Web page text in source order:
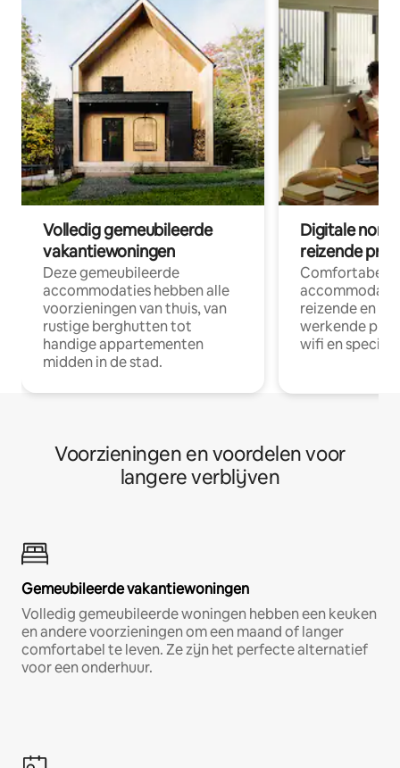
Volledig gemeubileerde
vakantiewoningen
Deze gemeubileerde
accommodaties hebben alle
voorzieningen van thuis, van
rustige berghutten tot
handige appartementen
midden in de stad.
Digitale
reizende
Comfortabele
reizende en
werkende
wifi en
Voorzieningen en voordelen voor
langere verblijven
Gemeubileerde vakantiewoningen
Volledig gemeubileerde woningen hebben een keuken
en andere voorzieningen om een maand of langer
comfortabel te leven. Ze zijn het perfecte alternatief
voor een onderhuur.